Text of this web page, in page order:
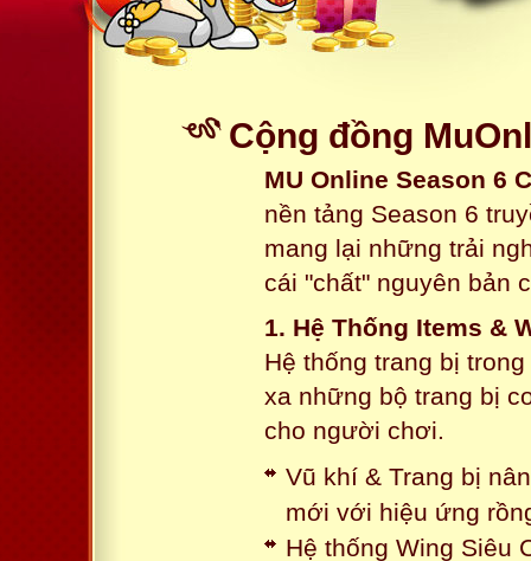
Cộng đồng
MU Online Season 6
nền tảng Season 6
mang lại những trải
cái "chất" nguyên bản
1. Hệ Thống Items &
Hệ thống trang bị
xa những bộ trang bị
cho người chơi.
Vũ khí & Trang bị
mới với hiệu ứng
Hệ thống Wing Siêu